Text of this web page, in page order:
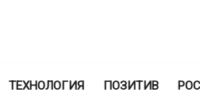
ТЕХНОЛОГИЯ ПОЗИТИВ